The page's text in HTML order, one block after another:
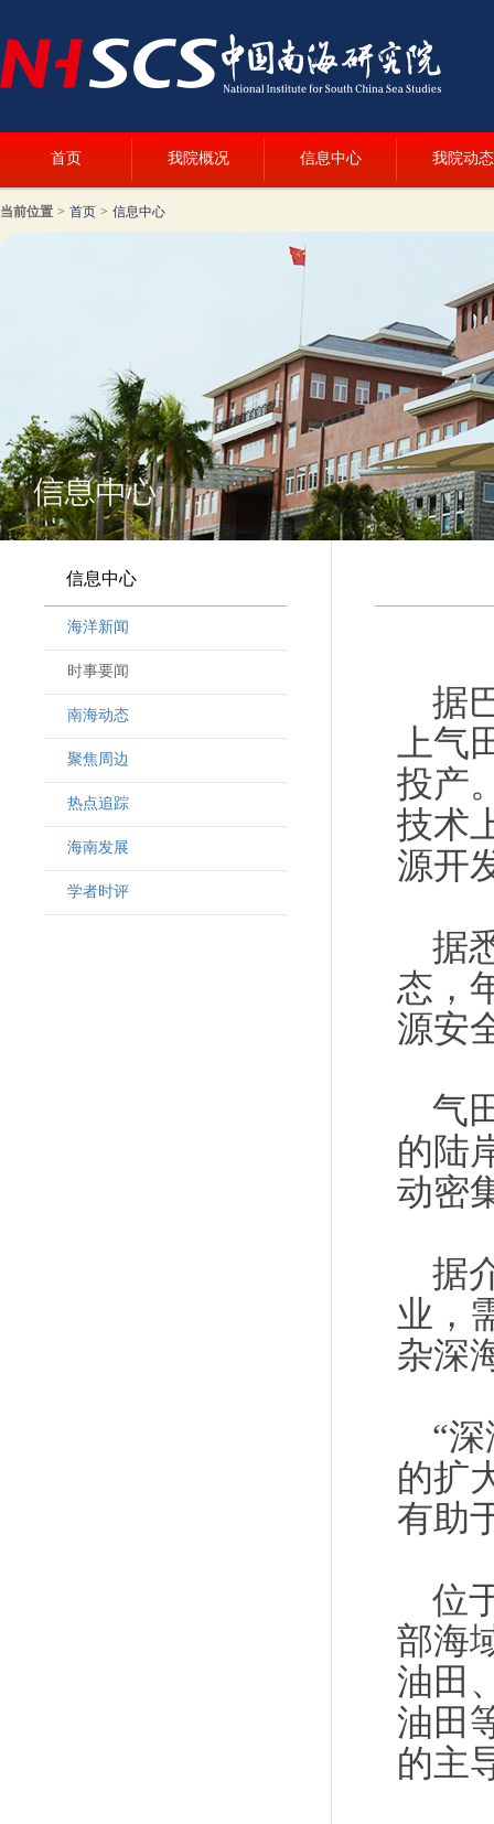
首页 我院概况 信息中心 我院动态
当前位置 > 首页 > 信息中心
信息中心
海洋新闻
时事要闻
南海动态
聚焦周边
热点追踪
海南发展
学者时评
据
上
投产
技术
源开
据
态，
源安
气
的陆
动密
据
业，
杂深
“
的扩
有助
位
部海
油田
油田
的主